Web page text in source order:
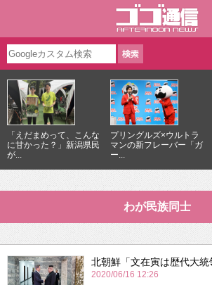
「えだまめって、こんな
に甘かった？」新潟県民
が...
プリングルズ×ウルトラ
マンの新フレーバー「ガ
ー...
わが民族同士
北朝鮮「文在寅は歴代大統
2020/06/16 12:26